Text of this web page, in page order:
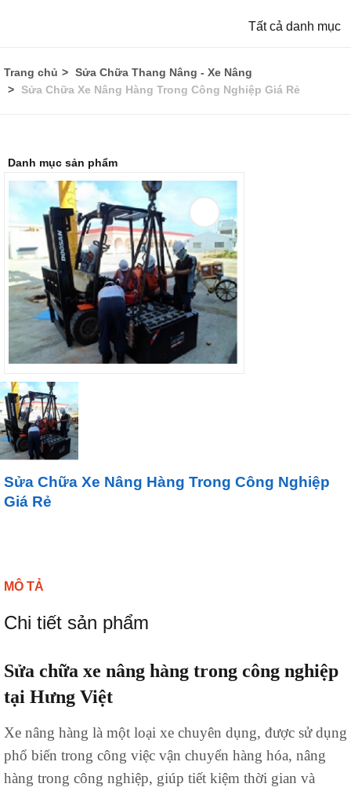
Tất cả danh mục
Trang chủ
Sửa Chữa Thang Nâng - Xe Nâng
Sửa Chữa Xe Nâng Hàng Trong Công Nghiệp Giá Rẻ
Danh mục sản phẩm
Sửa Chữa Xe Nâng Hàng Trong Công Nghiệp
Giá Rẻ
MÔ TẢ
Chi tiết sản phẩm
Sửa chữa xe nâng hàng trong công nghiệp
tại Hưng Việt
Xe nâng hàng là một loại xe chuyên dụng, được sử dụng
phổ biến trong công việc vận chuyển hàng hóa, nâng
hàng trong công nghiệp, giúp tiết kiệm thời gian và